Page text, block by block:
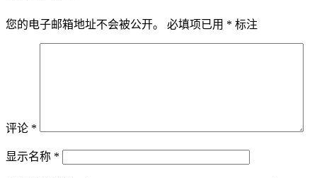
您的电子邮箱地址不会被公开。 必填项已用 * 标注
评论 *
显示名称 *